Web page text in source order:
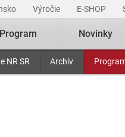
Výročie E-SHOP
NR SR Archív
Program Novinky